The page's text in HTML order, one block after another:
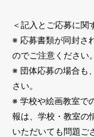
＜記入とご応募に関
※ 応募書類が同封さ
のでご注意ください。
※ 団体応募の場合も
さい。
※ 学校や絵画教室で
報は、学校・教室の
いただいても問題ご